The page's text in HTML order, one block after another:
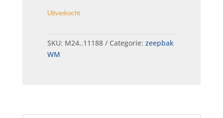
Uitverkocht
SKU: M24..11188 Categorie: zeepbak
WM